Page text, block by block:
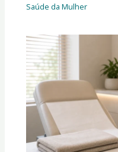
Saúde da Mulher